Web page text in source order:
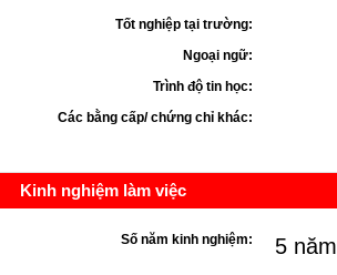
Tốt nghiệp tại trường:
Ngoại ngữ:
Trình độ tin học:
Các bằng cấp/ chứng chỉ khác:
Kinh nghiệm làm việc
Số năm kinh nghiệm: 5 năm